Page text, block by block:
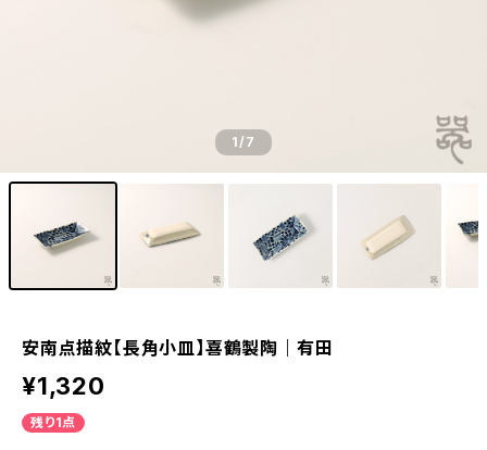
1/7
安南点描紋【長角小皿】喜鶴製陶｜有田
¥1,320
残り1点